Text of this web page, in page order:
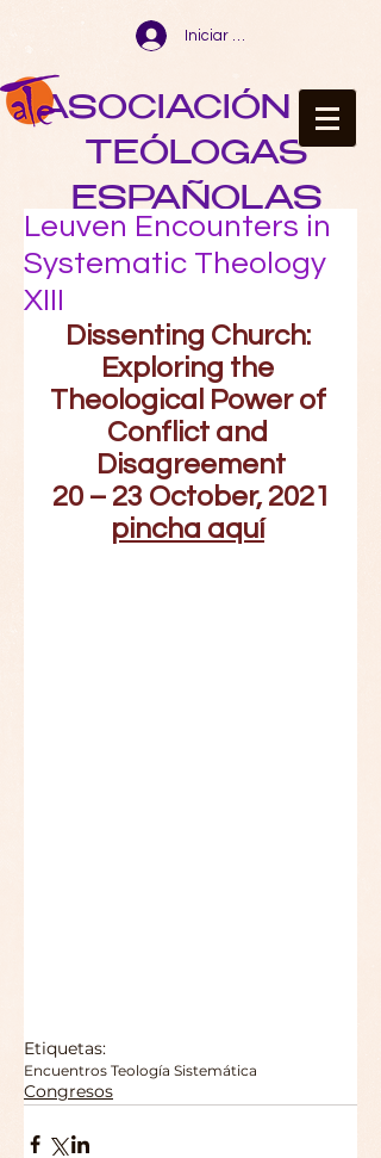
Iniciar sesión
ASOCIACIÓN DE
TEÓLOGAS
ESPAÑOLAS
Leuven Encounters in
Systematic Theology
XIII
Dissenting Church:
Exploring the
Theological Power of
Conflict and
Disagreement
20 – 23 October, 2021
pincha aquí
Etiquetas:
Encuentros Teología Sistemática
Congresos